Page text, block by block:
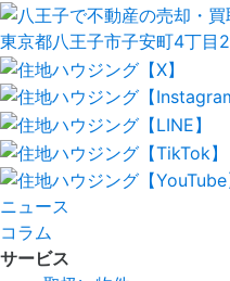
ニュース
コラム
サービス